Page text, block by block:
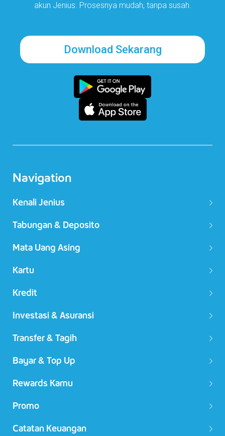
akun Jenius. Prosesnya mudah, tanpa susah.
Download Sekarang
Navigation
Kenali Jenius
Tabungan & Deposito
Mata Uang Asing
Kartu
Kredit
Investasi & Asuransi
Transfer & Tagih
Bayar & Top Up
Rewards Kamu
Promo
Catatan Keuangan